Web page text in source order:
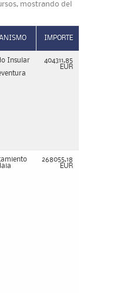
mostrando del
IMPORTE
Insular
404311,85
EUR
268055,18
EUR